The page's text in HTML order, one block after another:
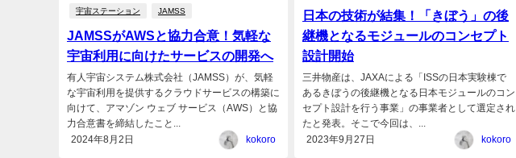
宇宙ステーション JAMSS
JAMSSがAWSと協力合意！気軽な
宇宙利用に向けたサービスの開発へ
有人宇宙システム株式会社（JAMSS）が、気軽
な宇宙利用を提供するクラウドサービスの構築に
向けて、アマゾン ウェブ サービス（AWS）と協
力合意書を締結したこと...
2024年8月2日
kokoro
日本の技術が結集！「きぼう」の後
継機となるモジュールのコンセプト
設計開始
三井物産は、JAXAによる「ISSの日本実験棟で
あるきぼうの後継機となる日本モジュールのコン
セプト設計を行う事業」の事業者として選定され
たと発表。そこで今回は、...
2023年9月27日
kokoro